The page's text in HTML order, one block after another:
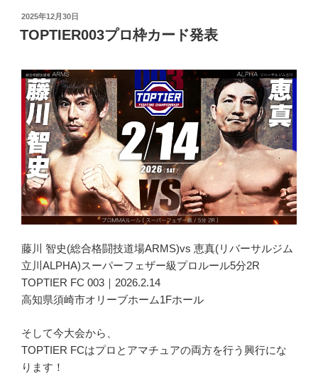
投
稿
日:
2025年12月30日
TOPTIER003プロ枠カード発表
藤川 智史(総合格闘技道場ARMS)vs 恵真(リバーサルジム
立川ALPHA)スーパーフェザー級プロルール5分2R
TOPTIER FC 003｜2026.2.14
高知県須崎市オリーブホーム1Fホール
そして今大会から、
TOPTIER FCはプロとアマチュアの両方を行う興行にな
ります！